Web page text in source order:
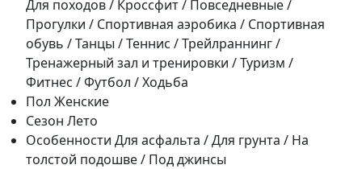
Для походов / Кроссфит / Повседневные /
Прогулки / Спортивная аэробика / Спортивная
обувь / Танцы / Теннис / Трейлраннинг /
Тренажерный зал и тренировки / Туризм /
Фитнес / Футбол / Ходьба
Пол Женские
Сезон Лето
Особенности Для асфальта / Для грунта / На
толстой подошве / Под джинсы